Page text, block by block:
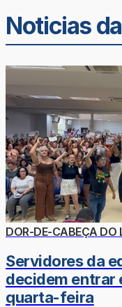
Noticias
DOR-DE-CABEÇA DO
Servidores da
decidem entrar
quarta-feira